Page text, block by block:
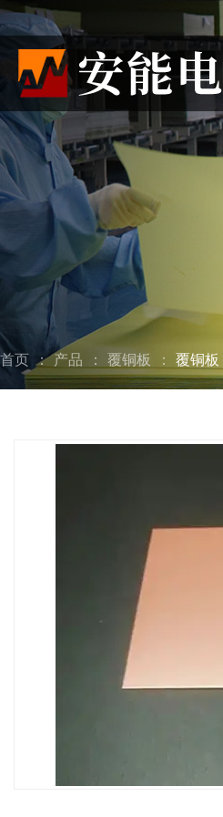
首页 ：产品 ： 覆铜板 ： 覆铜板